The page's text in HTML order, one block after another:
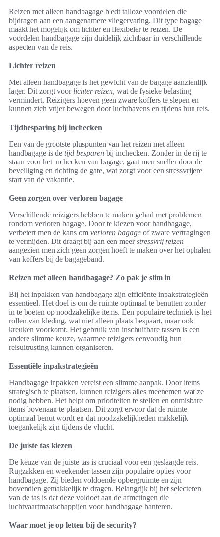
Reizen met alleen handbagage biedt talloze voordelen die
bijdragen aan een aangenamere vliegervaring. Dit type bagage
maakt het mogelijk om lichter en flexibeler te reizen. De
voordelen handbagage zijn duidelijk zichtbaar in verschillende
aspecten van de reis.
Lichter reizen
Met alleen handbagage is het gewicht van de bagage aanzienlijk
lager. Dit zorgt voor lichter reizen, wat de fysieke belasting
vermindert. Reizigers hoeven geen zware koffers te slepen en
kunnen zich vrijer bewegen door luchthavens en tijdens hun reis.
Tijdbesparing bij inchecken
Een van de grootste pluspunten van het reizen met alleen
handbagage is de tijd besparen bij inchecken. Zonder in de rij te
staan voor het inchecken van bagage, gaat men sneller door de
beveiliging en richting de gate, wat zorgt voor een stressvrijere
start van de vakantie.
Geen zorgen over verloren bagage
Verschillende reizigers hebben te maken gehad met problemen
rondom verloren bagage. Door te kiezen voor handbagage,
verbetert men de kans om verloren bagage of zware vertragingen
te vermijden. Dit draagt bij aan een meerstressvrij reizen
aangezien men zich geen zorgen hoeft te maken over het ophalen
van koffers bij de bagageband.
Reizen met alleen handbagage? Zo pak je slim in
Bij het inpakken van handbagage zijn efficiënte inpakstrategieën
essentieel. Het doel is om de ruimte optimaal te benutten zonder
in te boeten op noodzakelijke items. Een populaire techniek is het
rollen van kleding, wat niet alleen plaats bespaart, maar ook
kreuken voorkomt. Het gebruik van inschuifbare tassen is een
andere slimme keuze, waarmee reizigers eenvoudig hun
reisuitrusting kunnen organiseren.
Essentiële inpakstrategieën
Handbagage inpakken vereist een slimme aanpak. Door items
strategisch te plaatsen, kunnen reizigers alles meenemen wat ze
nodig hebben. Het helpt om prioriteiten te stellen en onmisbare
items bovenaan te plaatsen. Dit zorgt ervoor dat de ruimte
optimaal benut wordt en dat noodzakelijkheden makkelijk
toegankelijk zijn tijdens de vlucht.
De juiste tas kiezen
De keuze van de juiste tas is cruciaal voor een geslaagde reis.
Rugzakken en weekender tassen zijn populaire opties voor
handbagage. Zij bieden voldoende opbergruimte en zijn
bovendien gemakkelijk te dragen. Belangrijk bij het selecteren
van de tas is dat deze voldoet aan de afmetingen die
luchtvaartmaatschappijen voor handbagage hanteren.
Waar moet je op letten bij de security?